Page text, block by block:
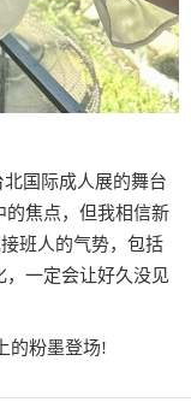
国际成人展的舞台
的焦点，但我相信新
班人的气势，包括
，一定会让好久没见
的粉墨登场!